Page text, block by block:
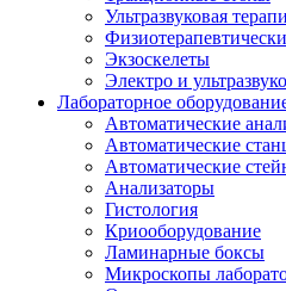
Ультразвуковая
Экзоскелеты
Электро и
Лабораторное
Автоматические
Автоматические
Автоматические
Анализаторы
Гистология
Криооборудование
Ламинарные боксы
Микроскопы